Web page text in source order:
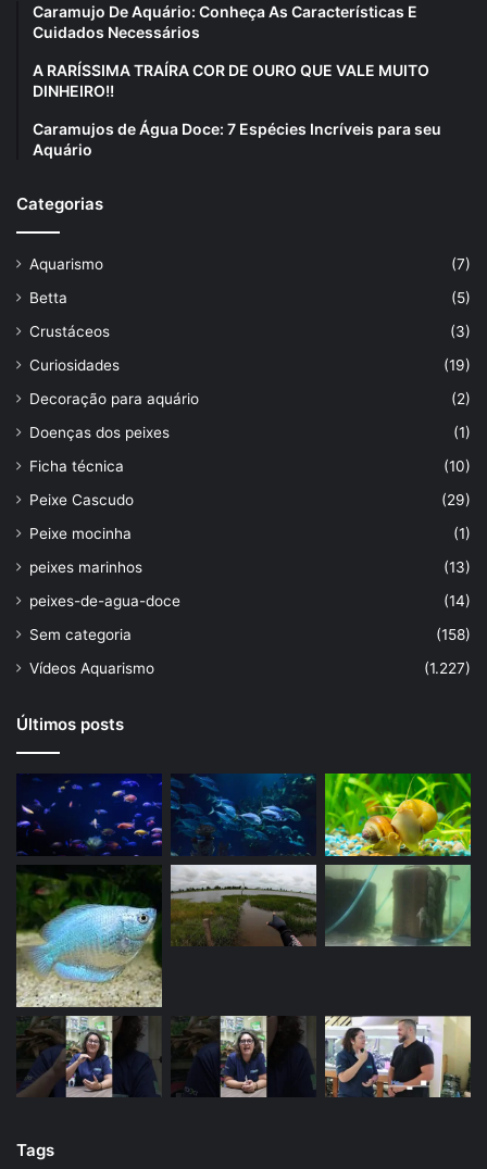
Caramujo De Aquário: Conheça As Características E
Cuidados Necessários
A RARÍSSIMA TRAÍRA COR DE OURO QUE VALE MUITO
DINHEIRO!!
Caramujos de Água Doce: 7 Espécies Incríveis para seu
Aquário
Categorias
Aquarismo
(7)
Betta
(5)
Crustáceos
(3)
Curiosidades
(19)
Decoração para aquário
(2)
Doenças dos peixes
(1)
Ficha técnica
(10)
Peixe Cascudo
(29)
Peixe mocinha
(1)
peixes marinhos
(13)
peixes-de-agua-doce
(14)
Sem categoria
(158)
Vídeos Aquarismo
(1.227)
Últimos posts
Tags